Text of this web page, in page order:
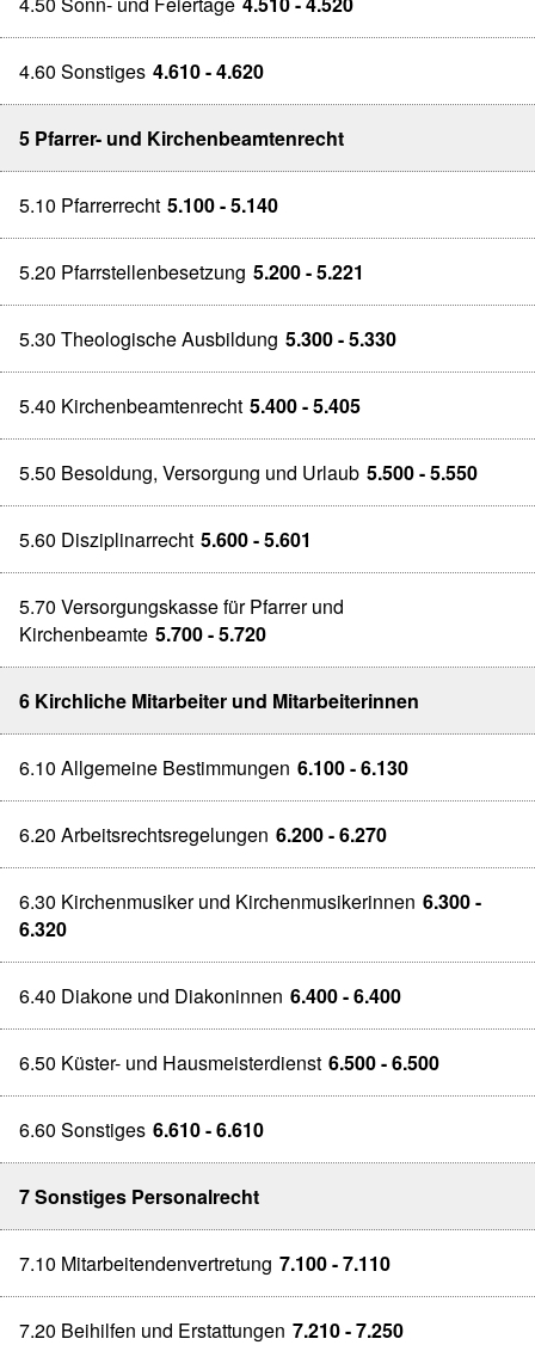
4.60 Sonstiges 4.610 - 4.620
5 Pfarrer- und Kirchenbeamtenrecht
5.10 Pfarrerrecht 5.100 - 5.140
5.20 Pfarrstellenbesetzung 5.200 - 5.221
5.30 Theologische Ausbildung 5.300 - 5.330
5.40 Kirchenbeamtenrecht 5.400 - 5.405
5.50 Besoldung, Versorgung und Urlaub 5.500 - 5.550
5.60 Disziplinarrecht 5.600 - 5.601
5.70 Versorgungskasse für Pfarrer und
Kirchenbeamte 5.700 - 5.720
6 Kirchliche Mitarbeiter und Mitarbeiterinnen
6.10 Allgemeine Bestimmungen 6.100 - 6.130
6.20 Arbeitsrechtsregelungen 6.200 - 6.270
6.30 Kirchenmusiker und Kirchenmusikerinnen 6.300 -
6.320
6.40 Diakone und Diakoninnen 6.400 - 6.400
6.50 Küster- und Hausmeisterdienst 6.500 - 6.500
6.60 Sonstiges 6.610 - 6.610
7 Sonstiges Personalrecht
7.10 Mitarbeitendenvertretung 7.100 - 7.110
7.20 Beihilfen und Erstattungen 7.210 - 7.250